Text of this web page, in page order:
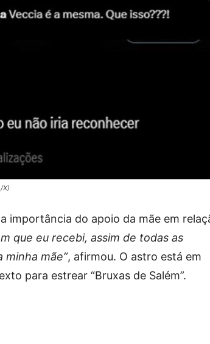
X)
importância do apoio da mãe em
que eu recebi, assim de todas as
minha mãe”, afirmou. O astro está em
para estrear “Bruxas de Salém”.